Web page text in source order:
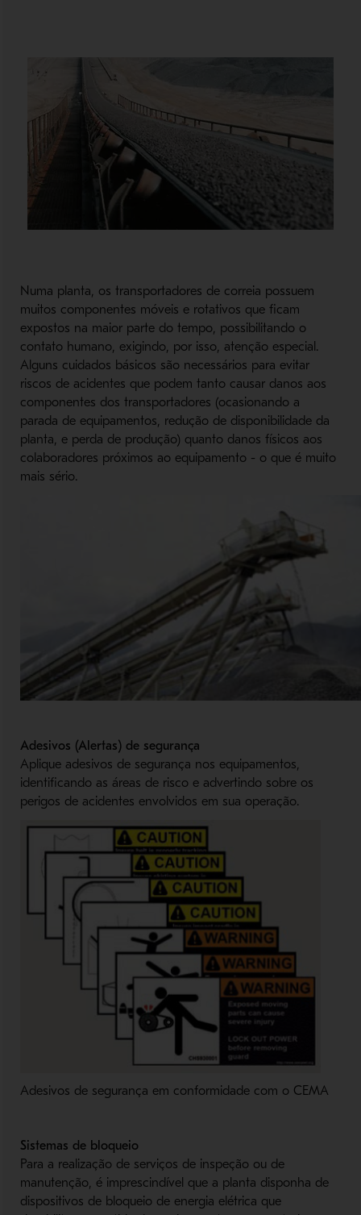
Numa planta, os transportadores de correia possuem
muitos componentes móveis e rotativos que ficam
expostos na maior parte do tempo, possibilitando o
contato humano, exigindo, por isso, atenção especial.
Alguns cuidados básicos são necessários para evitar
riscos de acidentes que podem tanto causar danos aos
componentes dos transportadores (ocasionando a
parada de equipamentos, redução de disponibilidade da
planta, e perda de produção) quanto danos físicos aos
colaboradores próximos ao equipamento - o que é muito
mais sério.
Adesivos (Alertas) de segurança
Aplique adesivos de segurança nos equipamentos,
identificando as áreas de risco e advertindo sobre os
perigos de acidentes envolvidos em sua operação.
Adesivos de segurança em conformidade com o CEMA
Sistemas de bloqueio
Para a realização de serviços de inspeção ou de
manutenção, é imprescindível que a planta disponha de
dispositivos de bloqueio de energia elétrica que